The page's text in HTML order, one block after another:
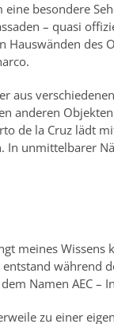
besondere
– quasi
Hauswänden des
aus
anderen
de la Cruz lädt
unmittelbarer
meines Wissens
während
Namen AEC –
zu einer